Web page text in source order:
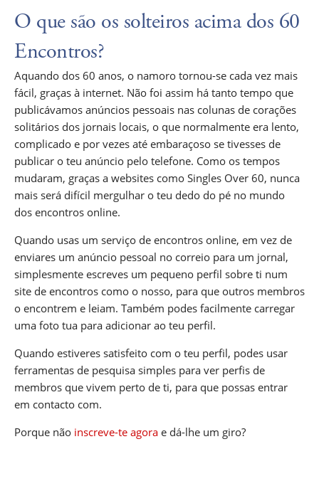
O que são os solteiros acima dos 60
Encontros?
Aquando dos 60 anos, o namoro tornou-se cada vez mais
fácil, graças à internet. Não foi assim há tanto tempo que
publicávamos anúncios pessoais nas colunas de corações
solitários dos jornais locais, o que normalmente era lento,
complicado e por vezes até embaraçoso se tivesses de
publicar o teu anúncio pelo telefone. Como os tempos
mudaram, graças a websites como Singles Over 60, nunca
mais será difícil mergulhar o teu dedo do pé no mundo
dos encontros online.
Quando usas um serviço de encontros online, em vez de
enviares um anúncio pessoal no correio para um jornal,
simplesmente escreves um pequeno perfil sobre ti num
site de encontros como o nosso, para que outros membros
o encontrem e leiam. Também podes facilmente carregar
uma foto tua para adicionar ao teu perfil.
Quando estiveres satisfeito com o teu perfil, podes usar
ferramentas de pesquisa simples para ver perfis de
membros que vivem perto de ti, para que possas entrar
em contacto com.
Porque não inscreve-te agora e dá-lhe um giro?